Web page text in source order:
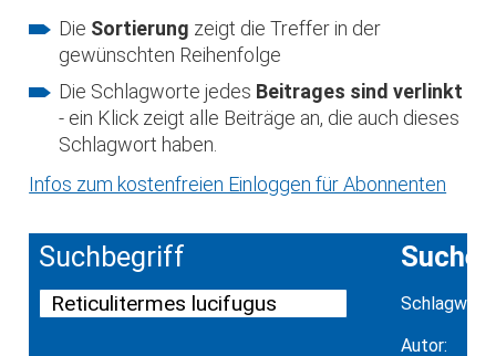
Die Sortierung zeigt die Treffer in der
gewünschten Reihenfolge
Die Schlagworte jedes Beitrages sind verlinkt
- ein Klick zeigt alle Beiträge an, die auch dieses
Schlagwort haben.
Infos zum kostenfreien Einloggen für Abonnenten
Suchbegriff Suche
Schlagwort:
Autor: